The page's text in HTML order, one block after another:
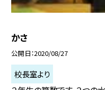
かさ
公開日 2020/08/27
校長室より